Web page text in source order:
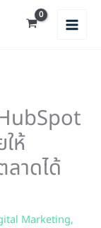
ห้
าดได้
Marketing,